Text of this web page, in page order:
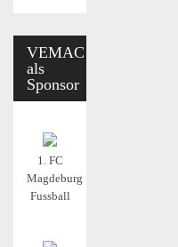
VEMAC
als
Sponsor
1. FC
Magdeburg
Fussball